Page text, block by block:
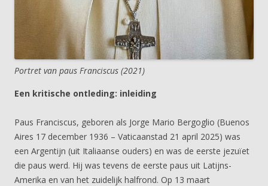
Portret van paus Franciscus (2021)
Een kritische ontleding: inleiding
Paus Franciscus, geboren als Jorge Mario Bergoglio (Buenos
Aires 17 december 1936 – Vaticaanstad 21 april 2025) was
een Argentijn (uit Italiaanse ouders) en was de eerste jezuïet
die paus werd. Hij was tevens de eerste paus uit Latijns-
Amerika en van het zuidelijk halfrond. Op 13 maart